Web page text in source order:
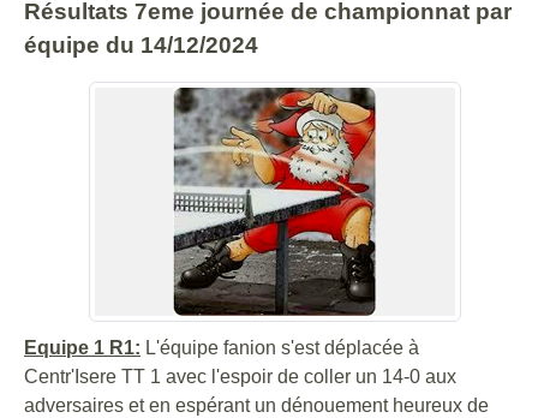
Résultats 7eme journée de championnat par
équipe du 14/12/2024
Equipe 1 R1: L'équipe fanion s'est déplacée à
Centr'Isere TT 1 avec l'espoir de coller un 14-0 aux
adversaires et en espérant un dénouement heureux de